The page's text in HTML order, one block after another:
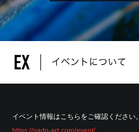
イベント情報はこちらをご確認ください。
https://sado-art.com/event/